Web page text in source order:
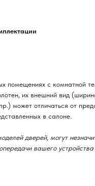
помещениях с комнатной
их внешний вид
может отличаться от
в салоне.
дверей, могут
вашего